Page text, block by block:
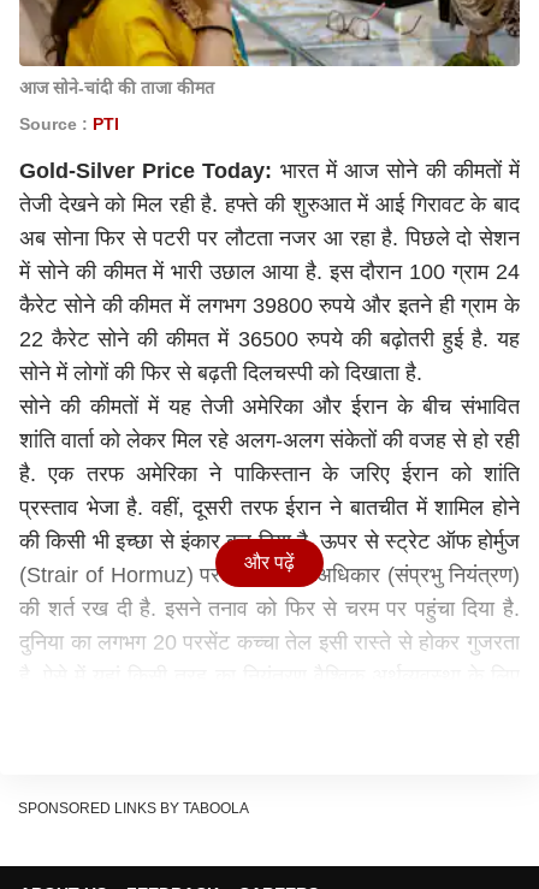
आज सोने-चांदी की ताजा कीमत
Source : PTI
Gold-Silver Price Today: भारत में आज सोने की कीमतों में
तेजी देखने को मिल रही है. हफ्ते की शुरुआत में आई गिरावट के बाद
अब सोना फिर से पटरी पर लौटता नजर आ रहा है. पिछले दो सेशन
में सोने की कीमत में भारी उछाल आया है. इस दौरान 100 ग्राम 24
कैरेट सोने की कीमत में लगभग 39800 रुपये और इतने ही ग्राम के
22 कैरेट सोने की कीमत में 36500 रुपये की बढ़ोतरी हुई है. यह
सोने में लोगों की फिर से बढ़ती दिलचस्पी को दिखाता है.
सोने की कीमतों में यह तेजी अमेरिका और ईरान के बीच संभावित
शांति वार्ता को लेकर मिल रहे अलग-अलग संकेतों की वजह से हो रही
है. एक तरफ अमेरिका ने पाकिस्तान के जरिए ईरान को शांति
प्रस्ताव भेजा है. वहीं, दूसरी तरफ ईरान ने बातचीत में शामिल होने
की किसी भी इच्छा से इंकार कर दिया है. ऊपर से स्ट्रेट ऑफ होर्मुज
(Strair of Hormuz) पर अपना पूरा अधिकार (संप्रभु नियंत्रण)
की शर्त रख दी है. इसने तनाव को फिर से चरम पर पहुंचा दिया है.
दुनिया का लगभग 20 परसेंट कच्चा तेल इसी रास्ते से होकर गुजरता
के साथ आज 8 ग्राम 24 कैरेट सोने की कीमत 1,17,512 रुपये है.
और पढ़ें
SPONSORED LINKS BY TABOOLA